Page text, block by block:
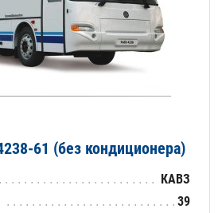
61 (без кондиционера)
КАВЗ
39